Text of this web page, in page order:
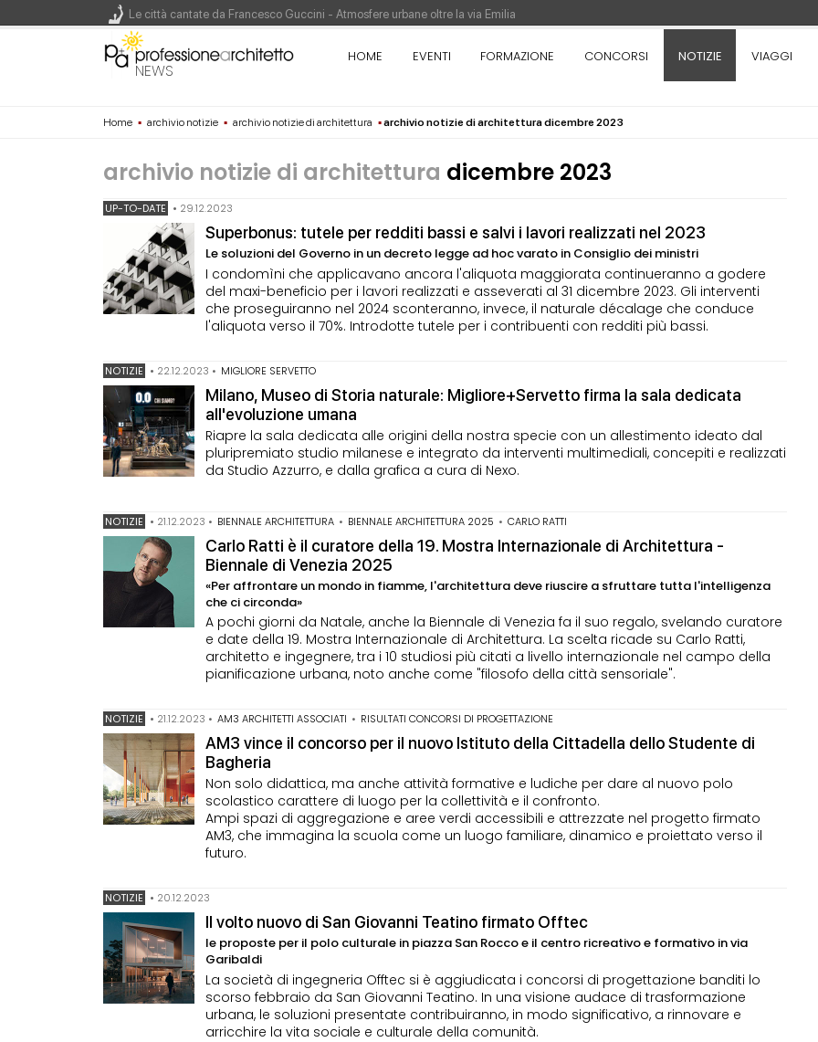
NEWS
HOME EVENTI FORMAZIONE CONCORSI NOTIZIE VIAGGI
Home ▪ archivio notizie ▪ archivio notizie di architettura ▪archivio notizie di architettura dicembre 2023
archivio notizie di architettura dicembre 2023
UP-TO-DATE • 29.12.2023
Superbonus: tutele per redditi bassi e salvi i lavori realizzati nel 2023
Le soluzioni del Governo in un decreto legge ad hoc varato in Consiglio dei ministri
I condomìni che applicavano ancora l'aliquota maggiorata continueranno a godere
del maxi-beneficio per i lavori realizzati e asseverati al 31 dicembre 2023. Gli interventi
che proseguiranno nel 2024 sconteranno, invece, il naturale décalage che conduce
l'aliquota verso il 70%. Introdotte tutele per i contribuenti con redditi più bassi.
NOTIZIE • 22.12.2023 • MIGLIORE SERVETTO
Milano, Museo di Storia naturale: Migliore+Servetto firma la sala dedicata
all'evoluzione umana
Riapre la sala dedicata alle origini della nostra specie con un allestimento ideato dal
pluripremiato studio milanese e integrato da interventi multimediali, concepiti e realizzati
da Studio Azzurro, e dalla grafica a cura di Nexo.
NOTIZIE • 21.12.2023 • BIENNALE ARCHITETTURA • BIENNALE ARCHITETTURA 2025 • CARLO RATTI
Carlo Ratti è il curatore della 19. Mostra Internazionale di Architettura -
Biennale di Venezia 2025
«Per affrontare un mondo in fiamme, l'architettura deve riuscire a sfruttare tutta l'intelligenza
che ci circonda»
A pochi giorni da Natale, anche la Biennale di Venezia fa il suo regalo, svelando curatore
e date della 19. Mostra Internazionale di Architettura. La scelta ricade su Carlo Ratti,
architetto e ingegnere, tra i 10 studiosi più citati a livello internazionale nel campo della
pianificazione urbana, noto anche come "filosofo della città sensoriale".
NOTIZIE • 21.12.2023 • AM3 ARCHITETTI ASSOCIATI • RISULTATI CONCORSI DI PROGETTAZIONE
AM3 vince il concorso per il nuovo Istituto della Cittadella dello Studente di
Bagheria
Non solo didattica, ma anche attività formative e ludiche per dare al nuovo polo
scolastico carattere di luogo per la collettività e il confronto.
Ampi spazi di aggregazione e aree verdi accessibili e attrezzate nel progetto firmato
AM3, che immagina la scuola come un luogo familiare, dinamico e proiettato verso il
futuro.
NOTIZIE • 20.12.2023
Il volto nuovo di San Giovanni Teatino firmato Offtec
le proposte per il polo culturale in piazza San Rocco e il centro ricreativo e formativo in via
Garibaldi
La società di ingegneria Offtec si è aggiudicata i concorsi di progettazione banditi lo
scorso febbraio da San Giovanni Teatino. In una visione audace di trasformazione
urbana, le soluzioni presentate contribuiranno, in modo significativo, a rinnovare e
arricchire la vita sociale e culturale della comunità.
Le città cantate da Francesco Guccini - Atmosfere urbane oltre la via Emilia
Renzo Piano World Tour 2026, ottava edizione in partenza. Rotta verso Ovest - Europa, Stati Uniti e Canada | 22 agosto > 30